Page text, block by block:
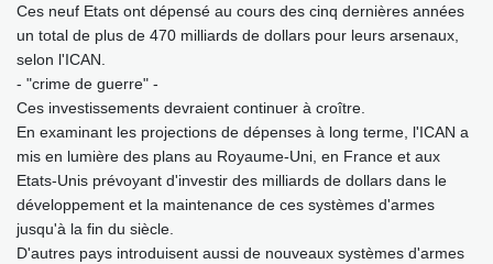
Ces neuf Etats ont dépensé au cours des cinq dernières années
un total de plus de 470 milliards de dollars pour leurs arsenaux,
selon l'ICAN.
- "crime de guerre" -
Ces investissements devraient continuer à croître.
En examinant les projections de dépenses à long terme, l'ICAN a
mis en lumière des plans au Royaume-Uni, en France et aux
Etats-Unis prévoyant d'investir des milliards de dollars dans le
développement et la maintenance de ces systèmes d'armes
jusqu'à la fin du siècle.
D'autres pays introduisent aussi de nouveaux systèmes d'armes